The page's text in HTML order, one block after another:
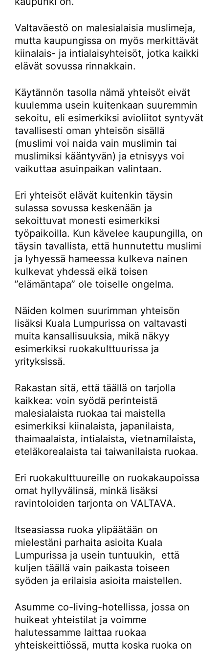
Valtaväestö on malesialaisia muslimeja,
mutta kaupungissa on myös merkittävät
kiinalais- ja intialaisyhteisöt, jotka kaikki
elävät sovussa rinnakkain.
Käytännön tasolla nämä yhteisöt eivät
kuulemma usein kuitenkaan suuremmin
sekoitu, eli esimerkiksi avioliitot syntyvät
tavallisesti oman yhteisön sisällä
(muslimi voi naida vain muslimin tai
muslimiksi kääntyvän) ja etnisyys voi
vaikuttaa asuinpaikan valintaan.
Eri yhteisöt elävät kuitenkin täysin
sulassa sovussa keskenään ja
sekoittuvat monesti esimerkiksi
työpaikoilla. Kun kävelee kaupungilla, on
täysin tavallista, että hunnutettu muslimi
ja lyhyessä hameessa kulkeva nainen
kulkevat yhdessä eikä toisen
”elämäntapa” ole toiselle ongelma.
Näiden kolmen suurimman yhteisön
lisäksi Kuala Lumpurissa on valtavasti
muita kansallisuuksia, mikä näkyy
esimerkiksi ruokakulttuurissa ja
yrityksissä.
Rakastan sitä, että täällä on tarjolla
kaikkea: voin syödä perinteistä
malesialaista ruokaa tai maistella
esimerkiksi kiinalaista, japanilaista,
thaimaalaista, intialaista, vietnamilaista,
eteläkorealaista tai taiwanilaista ruokaa.
Eri ruokakulttuureille on ruokakaupoissa
omat hyllyvälinsä, minkä lisäksi
ravintoloiden tarjonta on VALTAVA.
Itseasiassa ruoka ylipäätään on
mielestäni parhaita asioita Kuala
Lumpurissa ja usein tuntuukin, että
kuljen täällä vain paikasta toiseen
syöden ja erilaisia asioita maistellen.
Asumme co-living-hotellissa, jossa on
huikeat yhteistilat ja voimme
halutessamme laittaa ruokaa
yhteiskeittiössä, mutta koska ruoka on